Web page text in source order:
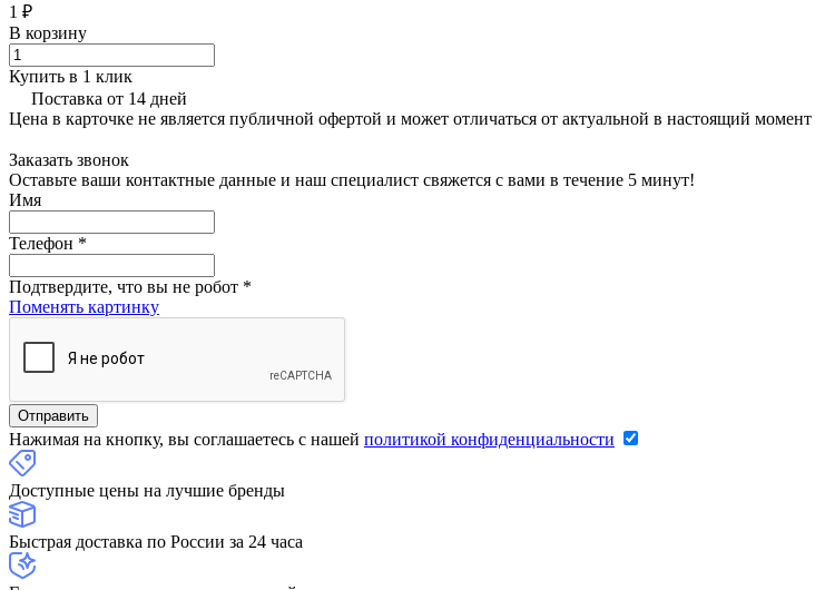
1 ₽
В корзину
Купить в 1 клик
Поставка от 14 дней
Цена в карточке не является публичной офертой и может отличаться от актуальной в настоящий момент
Заказать звонок
Оставьте ваши контактные данные и наш специалист свяжется с вами в течение 5 минут!
Имя
Телефон *
Подтвердите, что вы не робот *
Поменять картинку
Нажимая на кнопку, вы соглашаетесь с нашей политикой конфиденциальности
Доступные цены на лучшие бренды
Быстрая доставка по России за 24 часа